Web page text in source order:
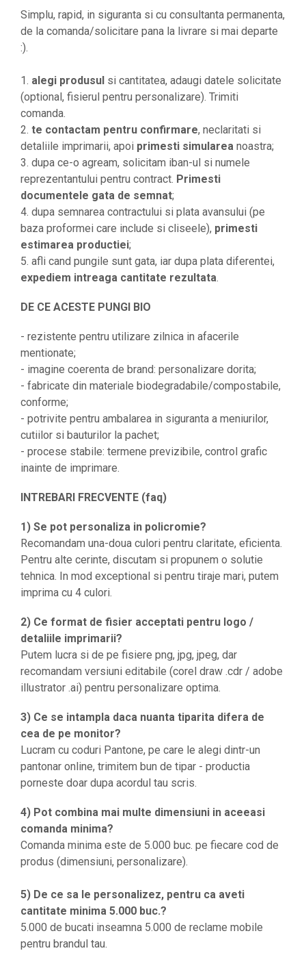
Simplu, rapid, in siguranta si cu consultanta permanenta,
de la comanda/solicitare pana la livrare si mai departe
:).
1. alegi produsul si cantitatea, adaugi datele solicitate
(optional, fisierul pentru personalizare). Trimiti
comanda.
2. te contactam pentru confirmare, neclaritati si
detaliile imprimarii, apoi primesti simularea noastra;
3. dupa ce-o agream, solicitam iban-ul si numele
reprezentantului pentru contract. Primesti
documentele gata de semnat;
4. dupa semnarea contractului si plata avansului (pe
baza proformei care include si cliseele), primesti
estimarea productiei;
5. afli cand pungile sunt gata, iar dupa plata diferentei,
expediem intreaga cantitate rezultata.
DE CE ACESTE PUNGI BIO
- rezistente pentru utilizare zilnica in afacerile
mentionate;
- imagine coerenta de brand: personalizare dorita;
- fabricate din materiale biodegradabile/compostabile,
conforme;
- potrivite pentru ambalarea in siguranta a meniurilor,
cutiilor si bauturilor la pachet;
- procese stabile: termene previzibile, control grafic
inainte de imprimare.
INTREBARI FRECVENTE (faq)
1) Se pot personaliza in policromie?
Recomandam una-doua culori pentru claritate, eficienta.
Pentru alte cerinte, discutam si propunem o solutie
tehnica. In mod exceptional si pentru tiraje mari, putem
imprima cu 4 culori.
2) Ce format de fisier acceptati pentru logo /
detaliile imprimarii?
Putem lucra si de pe fisiere png, jpg, jpeg, dar
recomandam versiuni editabile (corel draw .cdr / adobe
illustrator .ai) pentru personalizare optima.
3) Ce se intampla daca nuanta tiparita difera de
cea de pe monitor?
Lucram cu coduri Pantone, pe care le alegi dintr-un
pantonar online, trimitem bun de tipar - productia
porneste doar dupa acordul tau scris.
4) Pot combina mai multe dimensiuni in aceeasi
comanda minima?
Comanda minima este de 5.000 buc. pe fiecare cod de
produs (dimensiuni, personalizare).
5) De ce sa le personalizez, pentru ca aveti
cantitate minima 5.000 buc.?
5.000 de bucati inseamna 5.000 de reclame mobile
pentru brandul tau.